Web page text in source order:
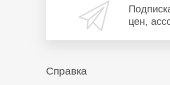
цен,
Справка